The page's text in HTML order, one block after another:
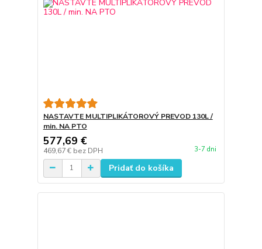
NASTAVTE MULTIPLIKÁTOROVÝ PREVOD 130L /
min. NA PTO
577,69 €
469,67 € bez DPH 3-7 dni
Pridať do košíka